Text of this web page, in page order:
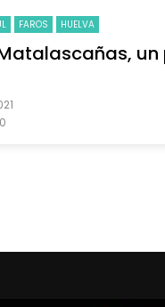
FAROS HUELVA
0